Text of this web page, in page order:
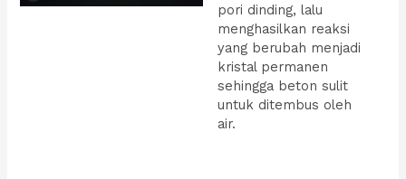
pori dinding, lalu
menghasilkan reaksi
yang berubah menjadi
kristal permanen
sehingga beton sulit
untuk ditembus oleh
air.